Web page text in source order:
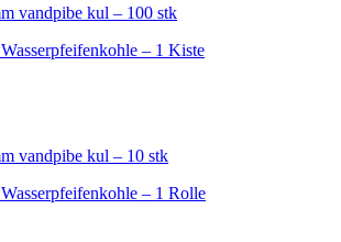
– 1 Kiste
– 1 Rolle